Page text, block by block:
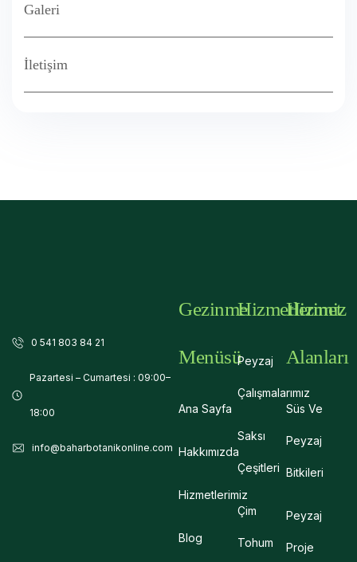
Galeri
İletişim
0 541 803 84 21
Pazartesi – Cumartesi : 09:00–
18:00
info@baharbotanikonline.com
Gezinme
Menüsü
Ana Sayfa
Hakkımızda
Hizmetlerimiz
Blog
Hizmetlerimiz
Peyzaj
Çalışmalarımız
Saksı
Çeşitleri
Çim
Tohum
Hizmet
Alanları
Süs Ve
Peyzaj
Bitkileri
Peyzaj
Proje